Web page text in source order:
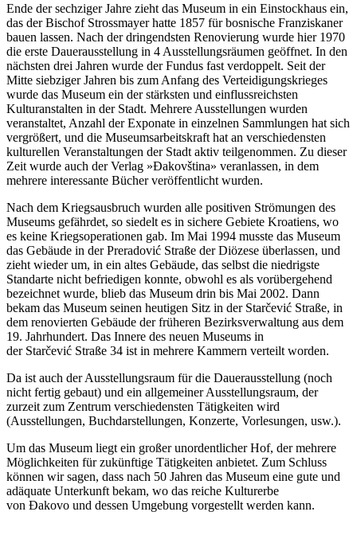
Ende der sechziger Jahre zieht das Museum in ein Einstockhaus ein,
das der Bischof Strossmayer hatte 1857 für bosnische Franziskaner
bauen lassen. Nach der dringendsten Renovierung wurde hier 1970
die erste Dauerausstellung in 4 Ausstellungsräumen geöffnet. In den
nächsten drei Jahren wurde der Fundus fast verdoppelt. Seit der
Mitte siebziger Jahren bis zum Anfang des Verteidigungskrieges
wurde das Museum ein der stärksten und einflussreichsten
Kulturanstalten in der Stadt. Mehrere Ausstellungen wurden
veranstaltet, Anzahl der Exponate in einzelnen Sammlungen hat sich
vergrößert, und die Museumsarbeitskraft hat an verschiedensten
kulturellen Veranstaltungen der Stadt aktiv teilgenommen. Zu dieser
Zeit wurde auch der Verlag »Đakovština» veranlassen, in dem
mehrere interessante Bücher veröffentlicht wurden.
Nach dem Kriegsausbruch wurden alle positiven Strömungen des
Museums gefährdet, so siedelt es in sichere Gebiete Kroatiens, wo
es keine Kriegsoperationen gab. Im Mai 1994 musste das Museum
das Gebäude in der Preradović Straße der Diözese überlassen, und
zieht wieder um, in ein altes Gebäude, das selbst die niedrigste
Standarte nicht befriedigen konnte, obwohl es als vorübergehend
bezeichnet wurde, blieb das Museum drin bis Mai 2002. Dann
bekam das Museum seinen heutigen Sitz in der Starčević Straße, in
dem renovierten Gebäude der früheren Bezirksverwaltung aus dem
19. Jahrhundert. Das Innere des neuen Museums in
der Starčević Straße 34 ist in mehrere Kammern verteilt worden.
Da ist auch der Ausstellungsraum für die Dauerausstellung (noch
nicht fertig gebaut) und ein allgemeiner Ausstellungsraum, der
zurzeit zum Zentrum verschiedensten Tätigkeiten wird
(Ausstellungen, Buchdarstellungen, Konzerte, Vorlesungen, usw.).
Um das Museum liegt ein großer unordentlicher Hof, der mehrere
Möglichkeiten für zukünftige Tätigkeiten anbietet. Zum Schluss
können wir sagen, dass nach 50 Jahren das Museum eine gute und
adäquate Unterkunft bekam, wo das reiche Kulturerbe
von Đakovo und dessen Umgebung vorgestellt werden kann.